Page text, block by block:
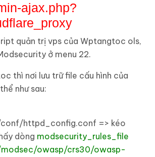
ajax.php?
quản trị vps của Wptangtoc ols,
ở menu 22.
thì nơi lưu trữ file cấu hình của
như sau:
httpd_config.conf => kéo
dòng modsecurity_rules_file
owasp/crs30/owasp-